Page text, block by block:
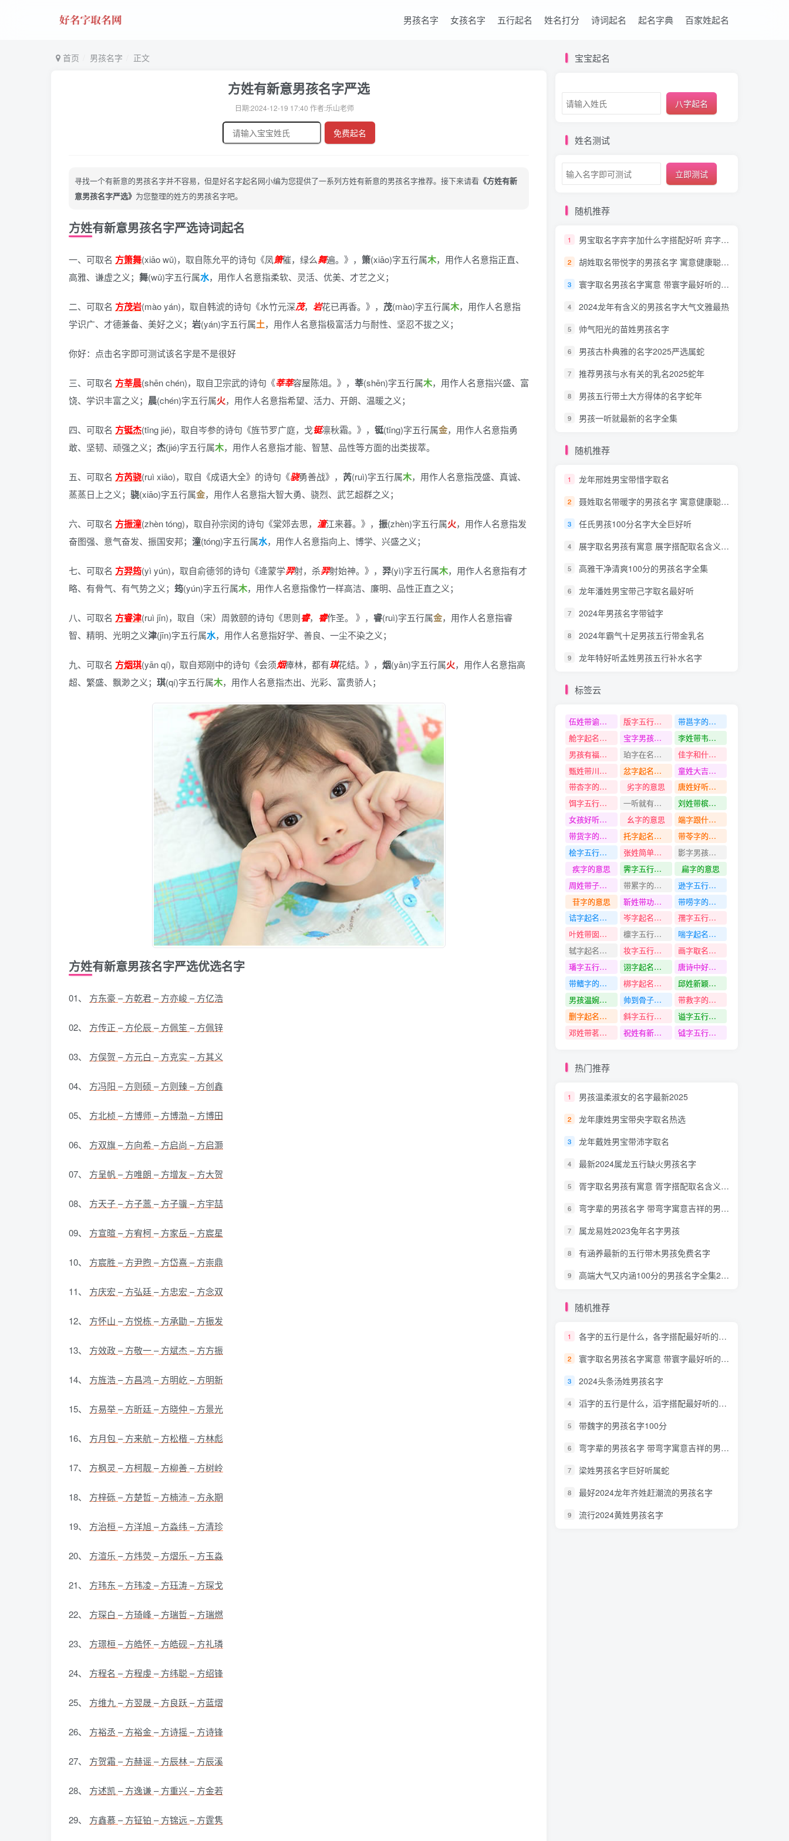
男孩名字 女孩名字 五行起名 姓名打分 诗词起名 起名字典 百家姓起名
首页 男孩名字 正文
方姓有新意男孩名字严选
日期:2024-12-19 17:40 作者:乐山老师
免费起名
寻找一个有新意的男孩名字并不容易，但是好名字起名网小编为您提供了一系列方姓有新意的男孩名字推荐。接下来请看 《方姓有新
意男孩名字严选》 为您整理的姓方的男孩名字吧。
方姓有新意男孩名字严选诗词起名
一、可取名 方箫舞(xiāo wǔ)， 取自陈允平的诗句《凤箫催，绿么舞遍。》 ， 箫(xiāo)字五行属木，用作人名意指正直、
高雅、谦虚之义； 舞(wǔ)字五行属水，用作人名意指柔软、灵活、优美、才艺之义；
二、可取名 方茂岩(mào yán)， 取自韩淲的诗句《水竹元深茂， 岩花已再香。》 ， 茂(mào)字五行属木，用作人名意指
学识广、才德兼备、美好之义； 岩(yán)字五行属土，用作人名意指极富活力与耐性、坚忍不拔之义；
你好：点击名字即可测试该名字是不是很好
三、可取名 方莘晨(shēn chén)， 取自卫宗武的诗句《莘莘容屋陈俎。》 ， 莘(shēn)字五行属木，用作人名意指兴盛、富
饶、学识丰富之义； 晨(chén)字五行属火，用作人名意指希望、活力、开朗、温暖之义；
四、可取名 方铤杰(tǐng jié)， 取自岑参的诗句《旌节罗广庭，戈铤凛秋霜。》 ， 铤(tǐng)字五行属金，用作人名意指勇
敢、坚韧、顽强之义； 杰(jié)字五行属木，用作人名意指才能、智慧、品性等方面的出类拔萃。
五、可取名 方芮骁(ruì xiāo)， 取自《成语大全》的诗句《骁勇善战》 ， 芮(ruì)字五行属木，用作人名意指茂盛、真诚、
蒸蒸日上之义； 骁(xiāo)字五行属金，用作人名意指大智大勇、骁烈、武艺超群之义；
六、可取名 方振潼(zhèn tóng)， 取自孙宗闵的诗句《棠郊去思， 潼江来暮。》 ， 振(zhèn)字五行属火，用作人名意指发
奋图强、意气奋发、振国安邦； 潼(tóng)字五行属水，用作人名意指向上、博学、兴盛之义；
七、可取名 方羿筠(yì yún)， 取自俞德邻的诗句《逄蒙学羿射，杀羿射始神。》 ， 羿(yì)字五行属木，用作人名意指有才
略、有骨气、有气势之义； 筠(yún)字五行属木，用作人名意指像竹一样高洁、廉明、品性正直之义；
八、可取名 方睿津(ruì jīn)， 取自（宋）周敦颐的诗句《思则睿， 睿作圣。 》 ， 睿(ruì)字五行属金，用作人名意指睿
智、精明、光明之义津(jīn)字五行属水，用作人名意指好学、善良、一尘不染之义；
九、可取名 方烟琪(yān qí)， 取自郑刚中的诗句《会须烟瘴林，都有琪花结。》 ， 烟(yān)字五行属火，用作人名意指高
超、繁盛、飘渺之义； 琪(qí)字五行属木，用作人名意指杰出、光彩、富贵骄人；
方姓有新意男孩名字严选优选名字
01、 方东豪–方乾君–方亦峻–方亿浩
02、 方传正 –方伦辰–方佩笙 –方佩锌
03、 方俣贺 –方元白 –方克实 –方其义
04、 方冯阳 –方则硕 –方则臻–方创鑫
05、 方北桢–方博师–方博渤–方博田
06、 方双旗–方向希 –方启尚 –方启灏
07、 方呈帆–方唯朗 –方增友 –方大贺
08、 方天子–方子蒿 –方子骥 –方宇喆
09、 方宣暄–方宥柯–方家岳–方宸星
10、 方宸胜 –方尹煦 –方岱熹–方崇鼎
11、 方庆宏 –方弘廷–方忠宏 –方念双
12、 方怀山 –方悦栋–方承勖 –方振发
13、 方效政–方敬一–方斌杰 –方方振
14、 方旌浩–方昌鸿 –方明屹–方明新
15、 方易举–方昕廷–方晓仲 –方景光
16、 方月包–方来航–方松楷–方林彪
17、 方枫灵 –方柯靓–方柳善–方树岭
18、 方梓砾–方楚哲–方楠沛–方永期
19、 方治桓–方洋旭 –方淼纬–方清珍
20、 方渲乐 –方炜荧–方熠乐 –方玉淼
21、 方玮东 –方玮凌 –方珏涛–方琛戈
22、 方琛白 –方琦峰–方瑞哲–方瑞燃
23、 方璟桓–方皓怀–方皓砚–方礼璘
24、 方程名 –方程虔 –方纬聪 –方绍锋
25、 方维九–方翌晟–方良跃–方蓝熠
26、 方裕丞 –方裕金–方诗摇–方诗锋
27、 方贺霜 –方赫谣–方辰林–方辰溪
28、 方述凯 –方逸谦–方重兴–方金若
29、 方鑫慕–方钲铂 –方锦远–方霆隽
宝宝起名
八字起名
姓名测试
立即测试
随机推荐
1 男宝取名字弈字加什么字搭配好听 弈字取名
2 胡姓取名带悦字的男孩名字 寓意健康聪明特洋气
3 寰字取名男孩名字寓意 带寰字最好听的男孩名字特洋气
4 2024龙年有含义的男孩名字大气文雅最热
5 帅气阳光的苗姓男孩名字
6 男孩古朴典雅的名字2025严选属蛇
7 推荐男孩与水有关的乳名2025蛇年
8 男孩五行带土大方得体的名字蛇年
9 男孩一听就最新的名字全集
随机推荐
1 龙年邢姓男宝带惜字取名
2 聂姓取名带暖字的男孩名字 寓意健康聪明热门
3 任氏男孩100分名字大全巨好听
4 展字取名男孩有寓意 展字搭配取名含义最好的名字
5 高雅干净清爽100分的男孩名字全集
6 龙年潘姓男宝带己字取名最好听
7 2024年男孩名字带钺字
8 2024年霸气十足男孩五行带金乳名
9 龙年特好听孟姓男孩五行补水名字
标签云
伍姓带谕字名字 版字五行是什么
带邕字的名字
舱字起名寓意
宝字男孩名字最新2024龙年
李姓带韦字名字
男孩有福气有内涵的名字
珀字在名字中寓意
佳字和什么字搭配好听
甄姓带川字名字
忿字起名寓意
童姓大吉好运的名字
带杏字的名字
劣字的意思
唐姓好听有独特的名字
饵字五行是什么
一听就有内涵有深度的男孩名字
刘姓带槟字名字
女孩好听高雅的名字
幺字的意思
端字跟什么字配最好起名好听
带货字的名字
托字起名寓意
带苓字的名字
桧字五行是什么
张姓简单洋气有含义的名字
影字男孩名字大全2024年
疾字的意思
霁字五行是什么
扁字的意思
周姓带子字名字
带累字的名字
逊字五行是什么
苷字的意思
靳姓带功字名字
带唠字的名字
诘字起名寓意
岑字起名寓意
孺字五行是什么
叶姓带囡字名字
檩字五行是什么
喘字起名寓意
轼字起名寓意
妆字五行是什么
画字取名寓意好吗
璠字五行是什么
诩字起名寓意
唐诗中好听到爆的女孩名字
带鳍字的名字
梆字起名寓意
邱姓新颖一点的名字
男孩温婉古风的名字
帅到骨子里的男孩名字
带救字的名字
删字起名寓意
斜字五行是什么
谥字五行是什么
邓姓带茗字名字
祝姓有新意有深度的名字 钺字五行是什么
热门推荐
1 男孩温柔淑女的名字最新2025
2 龙年康姓男宝带央字取名热选
3 龙年戴姓男宝带沛字取名
4 最新2024属龙五行缺火男孩名字
5 胥字取名男孩有寓意 胥字搭配取名含义最好的名字
6 弯字辈的男孩名字 带弯字寓意吉祥的男孩名字
7 属龙易姓2023兔年名字男孩
8 有涵养最新的五行带木男孩免费名字
9 高端大气又内涵100分的男孩名字全集2025蛇年
随机推荐
1 各字的五行是什么，各字搭配最好听的男孩名字
2 寰字取名男孩名字寓意 带寰字最好听的男孩名字特洋气
3 2024头条汤姓男孩名字
4 滔字的五行是什么，滔字搭配最好听的男孩名字
5 带魏字的男孩名字100分
6 弯字辈的男孩名字 带弯字寓意吉祥的男孩名字
7 梁姓男孩名字巨好听属蛇
8 最好2024龙年齐姓赶潮流的男孩名字
9 流行2024黄姓男孩名字